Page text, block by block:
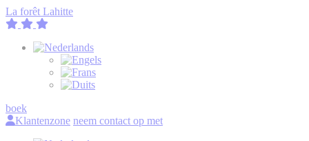
La forêt Lahitte
boek
Klantenzone neem contact op met